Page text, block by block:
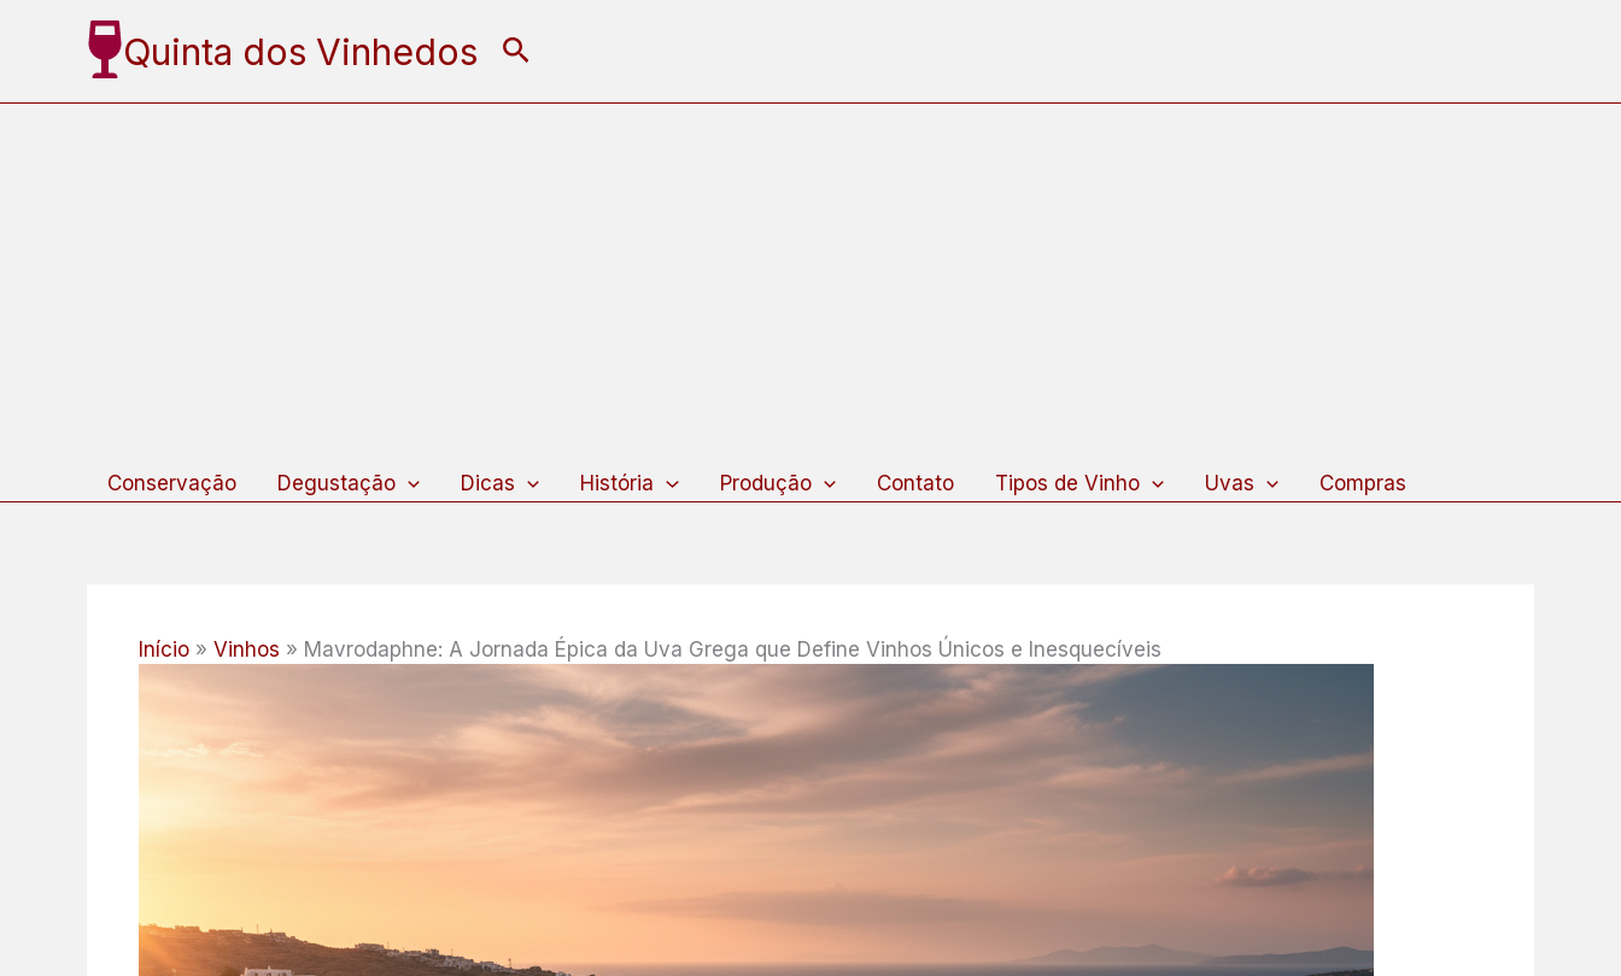
Quinta dos Vinhedos Pesquisar
Conservação Degustação Dicas História Produção Contato Tipos de Vinho Uvas Compras
Início Vinhos Mavrodaphne: A Jornada Épica da Uva Grega que Define Vinhos Únicos e Inesquecíveis